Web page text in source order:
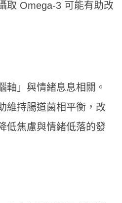
取 Omega-3 可能有助改
軸」與情緒息息相關。
維持腸道菌相平衡，改
低焦慮與情緒低落的發